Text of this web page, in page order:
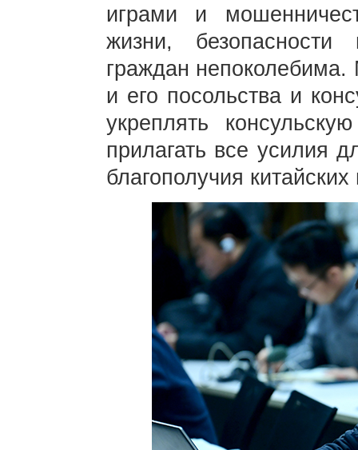
играми и
жизни,
граждан непоколебима.
и его посольства и
укреплять
прилагать все усилия
благополучия